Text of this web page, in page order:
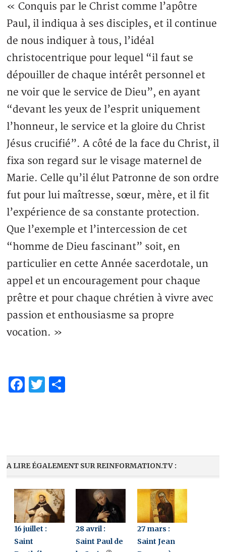
« Conquis par le Christ comme l’apôtre
Paul, il indiqua à ses disciples, et il continue
de nous indiquer à tous, l’idéal
christocentrique pour lequel “il faut se
dépouiller de chaque intérêt personnel et
ne voir que le service de Dieu”, en ayant
“devant les yeux de l’esprit uniquement
l’honneur, le service et la gloire du Christ
Jésus crucifié”. A côté de la face du Christ, il
fixa son regard sur le visage maternel de
Marie. Celle qu’il élut Patronne de son ordre
fut pour lui maîtresse, sœur, mère, et il fit
l’expérience de sa constante protection.
Que l’exemple et l’intercession de cet
“homme de Dieu fascinant” soit, en
particulier en cette Année sacerdotale, un
appel et un encouragement pour chaque
prêtre et pour chaque chrétien à vivre avec
passion et enthousiasme sa propre
vocation. »
Facebook
Twitter
A LIRE ÉGALEMENT SUR REINFORMATION.TV :
16 juillet :
Saint
28 avril :
Saint Paul de
27 mars :
Saint Jean